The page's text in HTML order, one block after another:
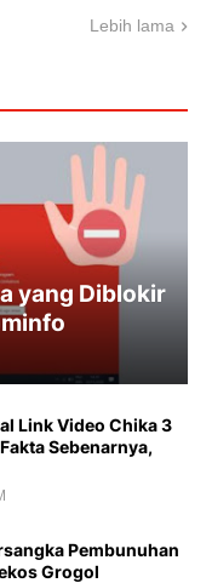
Lebih lama
yang Diblokir
Link Video Chika 3
Sebenarnya,
Pembunuhan
Grogol